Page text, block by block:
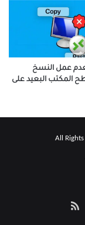
عمل النسخ
المكتب البعيد على
Smart